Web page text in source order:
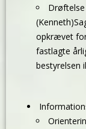
opkrævet
fastlagte
bestyrelsen